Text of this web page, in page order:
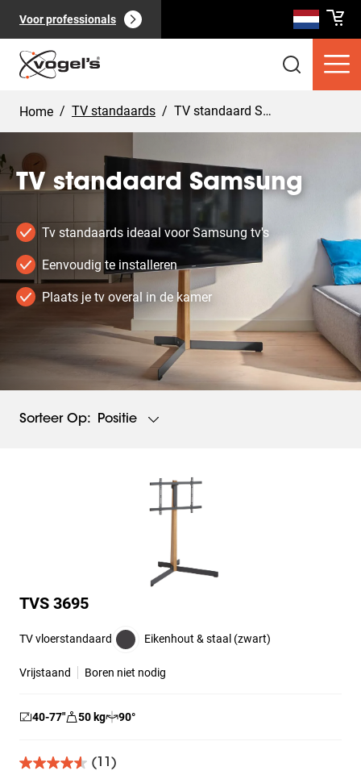
Voor professionals
Consumentenproducten (0
Pagina's(0): Bekijk alles
Home / TV standaards / TV standaard Samsung
TV standaard Samsung
Tv standaards ideaal voor Samsung tv's
Eenvoudig te installeren
Plaats je tv overal in de kamer
Sorteer Op: Positie
TVS 3695
TV vloerstandaard Eikenhout & staal (zwart)
Vrijstaand Boren niet nodig
40-77″ 50 kg 90°
(11)
4.5